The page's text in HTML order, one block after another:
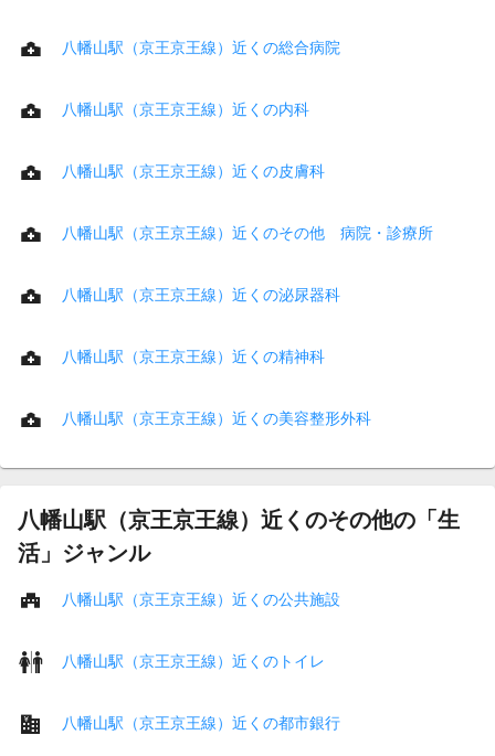
八幡山駅（京王京王線）近くの総合病院
八幡山駅（京王京王線）近くの内科
八幡山駅（京王京王線）近くの皮膚科
八幡山駅（京王京王線）近くのその他 病院・診療所
八幡山駅（京王京王線）近くの泌尿器科
八幡山駅（京王京王線）近くの精神科
八幡山駅（京王京王線）近くの美容整形外科
八幡山駅（京王京王線）近くのその他の「生
活」ジャンル
八幡山駅（京王京王線）近くの公共施設
八幡山駅（京王京王線）近くのトイレ
八幡山駅（京王京王線）近くの都市銀行